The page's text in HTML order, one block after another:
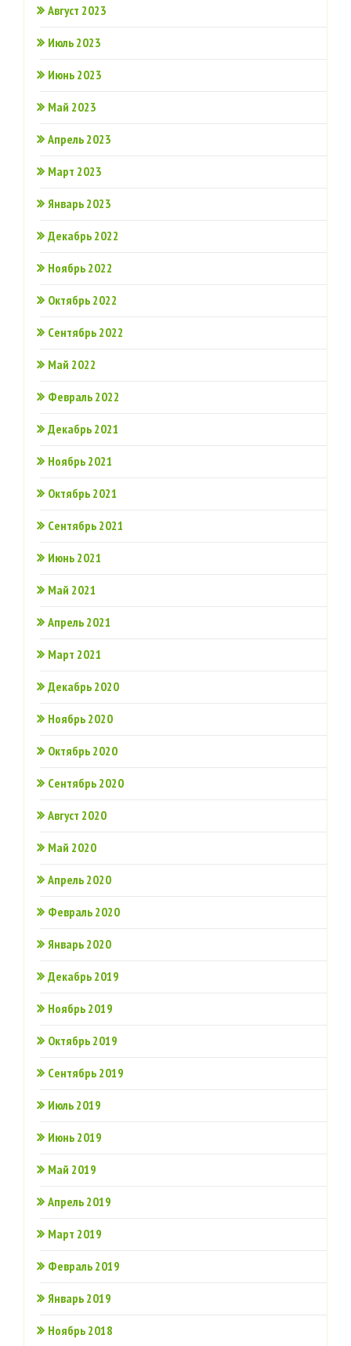
Август 2023
Июль 2023
Июнь 2023
Май 2023
Апрель 2023
Март 2023
Январь 2023
Декабрь 2022
Ноябрь 2022
Октябрь 2022
Сентябрь 2022
Май 2022
Февраль 2022
Декабрь 2021
Ноябрь 2021
Октябрь 2021
Сентябрь 2021
Июнь 2021
Май 2021
Апрель 2021
Март 2021
Декабрь 2020
Ноябрь 2020
Октябрь 2020
Сентябрь 2020
Август 2020
Май 2020
Апрель 2020
Февраль 2020
Январь 2020
Декабрь 2019
Ноябрь 2019
Октябрь 2019
Сентябрь 2019
Июль 2019
Июнь 2019
Май 2019
Апрель 2019
Март 2019
Февраль 2019
Январь 2019
Ноябрь 2018